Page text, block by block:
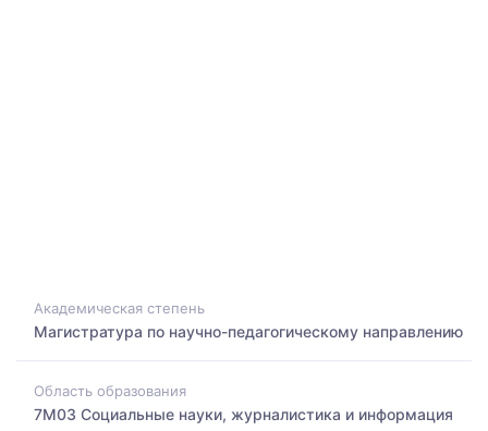
Академическая степень
Магистратура по научно-педагогическому направлению
Область образования
7M03 Социальные науки, журналистика и информация